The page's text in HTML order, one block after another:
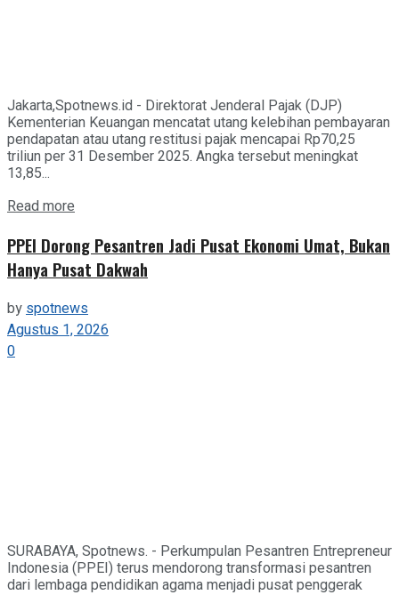
Jakarta,Spotnews.id - Direktorat Jenderal Pajak (DJP)
Kementerian Keuangan mencatat utang kelebihan pembayaran
pendapatan atau utang restitusi pajak mencapai Rp70,25
triliun per 31 Desember 2025. Angka tersebut meningkat
13,85...
Read more
PPEI Dorong Pesantren Jadi Pusat Ekonomi Umat, Bukan
Hanya Pusat Dakwah
byspotnews
Agustus 1, 2026
0
SURABAYA, Spotnews. - Perkumpulan Pesantren Entrepreneur
Indonesia (PPEI) terus mendorong transformasi pesantren
dari lembaga pendidikan agama menjadi pusat penggerak